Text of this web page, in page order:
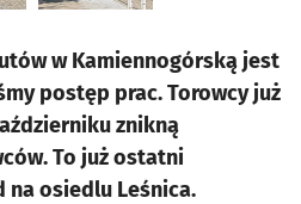
w Kamiennogórską jest
postęp prac. Torowcy już
znikną
To już ostatni
na osiedlu Leśnica.